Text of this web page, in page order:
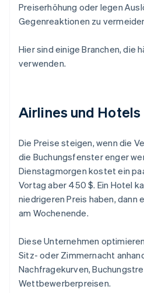
Preiserhöhung oder legen
Gegenreaktionen zu
Hier sind einige Branchen, die
verwenden.
Airlines und Hotels
Die Preise steigen, wenn die
die Buchungsfenster enger
Dienstagmorgen kostet ein
Vortag aber 450 $. Ein Hotel
niedrigeren Preis haben, dann
am Wochenende.
Diese Unternehmen
Sitz- oder Zimmernacht
Nachfragekurven,
Wettbewerberpreisen.